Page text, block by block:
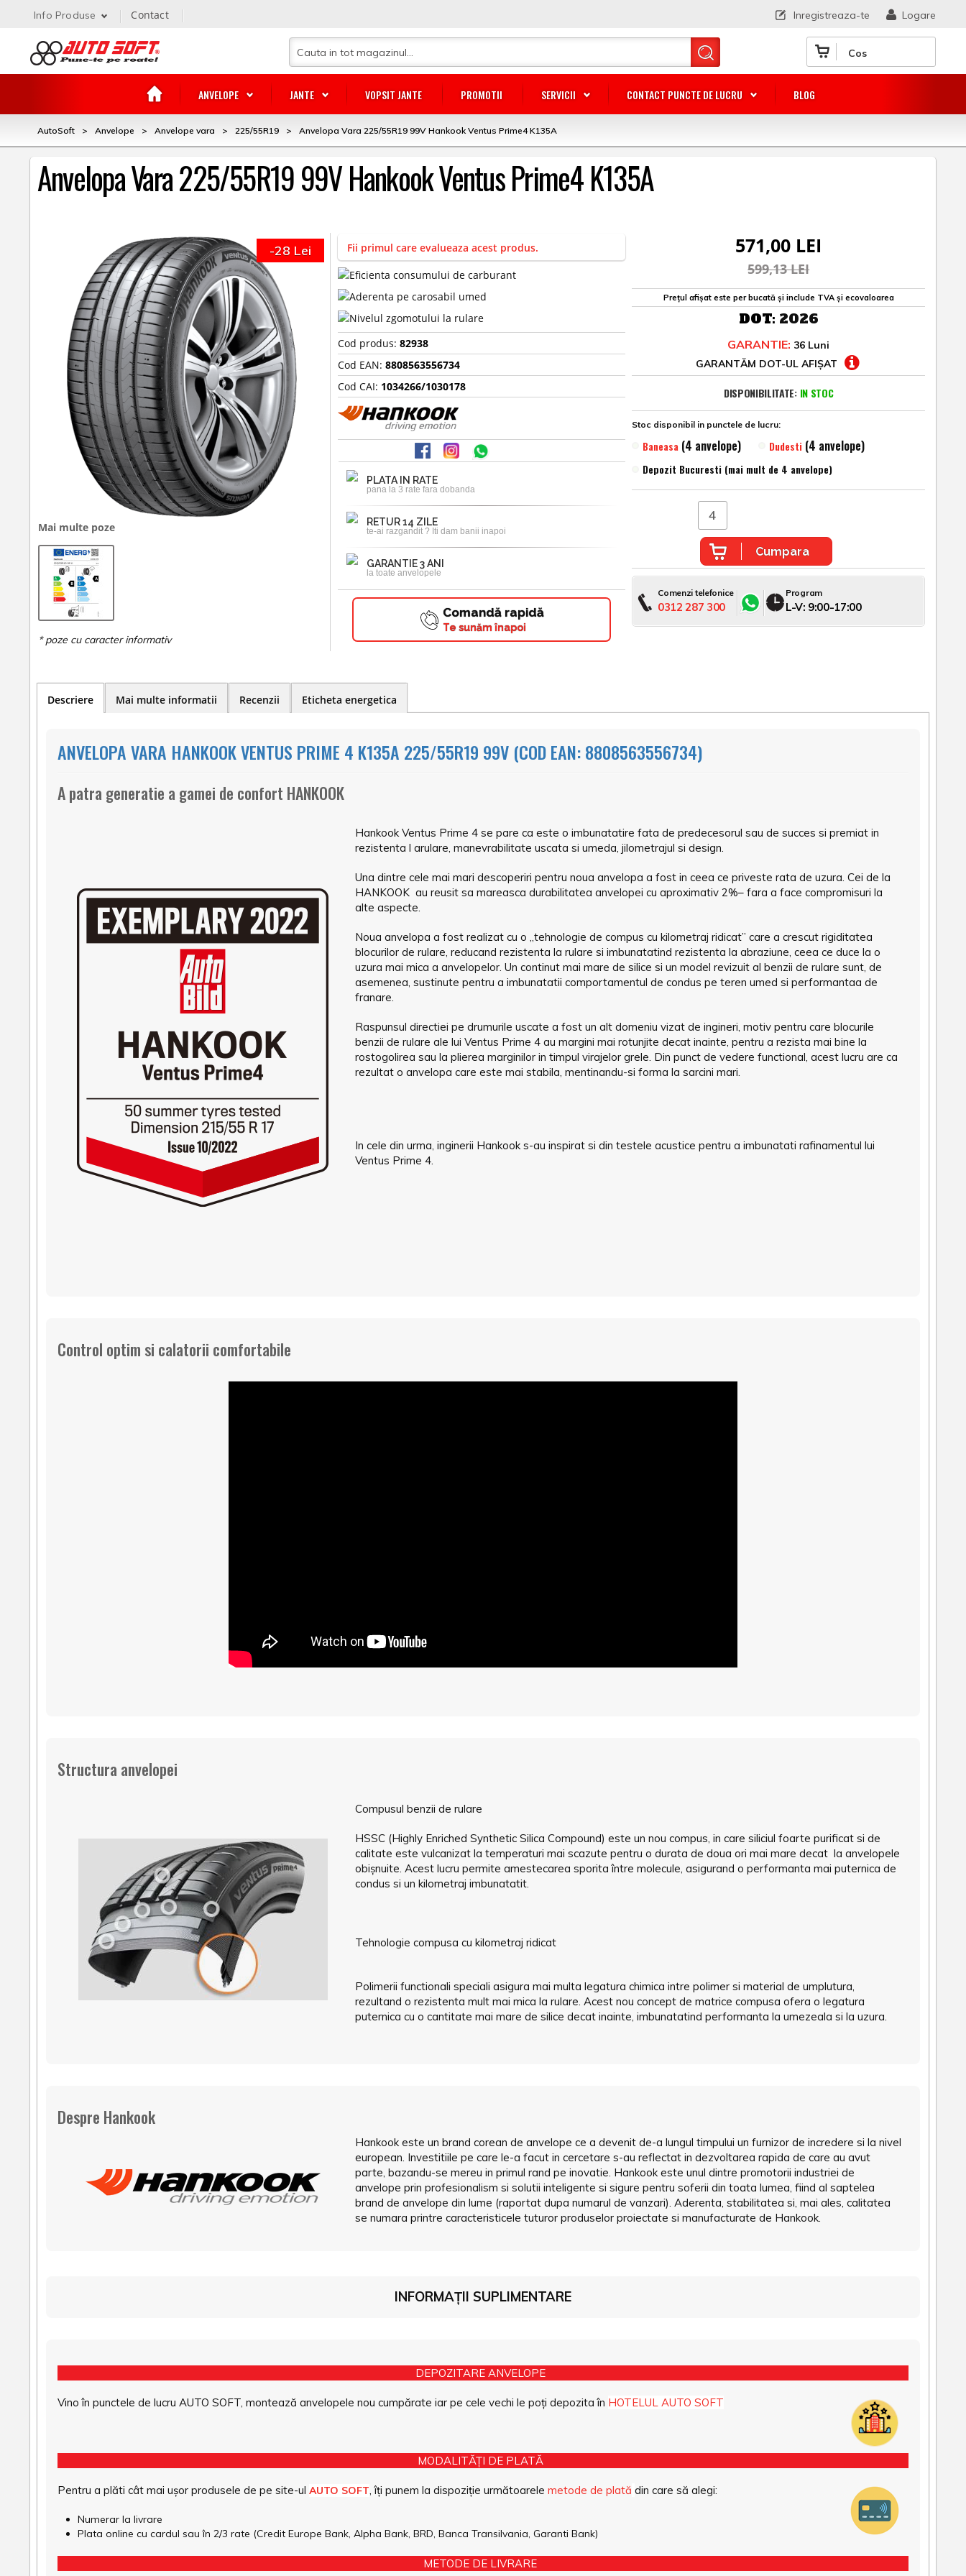
Cos
ANVELOPE JANTE VOPSIT JANTE PROMOTII SERVICII CONTACT PUNCTE DE LUCRU BLOG
Logare
Inregistreaza-te
Info Produse Contact
AutoSoft > Anvelope > Anvelope vara > 225/55R19 > Anvelopa Vara 225/55R19 99V Hankook Ventus Prime4 K135A
Anvelopa Vara 225/55R19 99V Hankook Ventus Prime4 K135A
Mai multe poze
-28 Lei Fii primul care evalueaza acest produs.
Cod produs:82938
Cod EAN:8808563556734
Cod CAI: 1034266/1030178
PLATA IN RATE
pana la 3 rate fara dobanda
RETUR 14 ZILE
te-ai razgandit ? Iti dam banii inapoi
GARANTIE 3 ANI
la toate anvelopele
Comandă rapidă
Te sunăm înapoi
571,00 LEI
599,13 LEI
Prețul afișat este per bucată și include TVA și ecovaloarea
DOT: 2026
GARANTIE: 36 Luni
GARANTĂM DOT-UL AFIȘAT
DISPONIBILITATE: IN STOC
Stoc disponibil in punctele de lucru:
Baneasa (4 anvelope) Dudesti (4 anvelope)
Depozit Bucuresti (mai mult de 4 anvelope)
Cumpara
Comenzi telefonice
0312 287 300
Program
L-V: 9:00-17:00
Descriere Mai multe informatii Recenzii Eticheta energetica
ANVELOPA VARA HANKOOK VENTUS PRIME 4 K135A 225/55R19 99V (COD EAN: 8808563556734)
A patra generatie a gamei de confort HANKOOK
Hankook Ventus Prime 4 se pare ca este o imbunatatire fata de predecesorul sau de succes si premiat in
rezistenta l arulare, manevrabilitate uscata si umeda, jilometrajul si design.
Una dintre cele mai mari descoperiri pentru noua anvelopa a fost in ceea ce priveste rata de uzura. Cei de la
HANKOOK au reusit sa mareasca durabilitatea anvelopei cu aproximativ 2%– fara a face compromisuri la
alte aspecte.
Noua anvelopa a fost realizat cu o „tehnologie de compus cu kilometraj ridicat” care a crescut rigiditatea
blocurilor de rulare, reducand rezistenta la rulare si imbunatatind rezistenta la abraziune, ceea ce duce la o
uzura mai mica a anvelopelor. Un continut mai mare de silice si un model revizuit al benzii de rulare sunt, de
asemenea, sustinute pentru a imbunatatii comportamentul de condus pe teren umed si performantaa de
franare.
Raspunsul directiei pe drumurile uscate a fost un alt domeniu vizat de ingineri, motiv pentru care blocurile
benzii de rulare ale lui Ventus Prime 4 au margini mai rotunjite decat inainte, pentru a rezista mai bine la
rostogolirea sau la plierea marginilor in timpul virajelor grele. Din punct de vedere functional, acest lucru are ca
rezultat o anvelopa care este mai stabila, mentinandu-si forma la sarcini mari.
In cele din urma, inginerii Hankook s-au inspirat si din testele acustice pentru a imbunatati rafinamentul lui
Ventus Prime 4.
Control optim si calatorii comfortabile
Structura anvelopei
Compusul benzii de rulare
HSSC (Highly Enriched Synthetic Silica Compound) este un nou compus, in care siliciul foarte purificat si de
calitate este vulcanizat la temperaturi mai scazute pentru o durata de doua ori mai mare decat la anvelopele
obișnuite. Acest lucru permite amestecarea sporita între molecule, asigurand o performanta mai puternica de
condus si un kilometraj imbunatatit.
Tehnologie compusa cu kilometraj ridicat
Polimerii functionali speciali asigura mai multa legatura chimica intre polimer si material de umplutura,
rezultand o rezistenta mult mai mica la rulare. Acest nou concept de matrice compusa ofera o legatura
puternica cu o cantitate mai mare de silice decat inainte, imbunatatind performanta la umezeala si la uzura.
Despre Hankook
Hankook este un brand corean de anvelope ce a devenit de-a lungul timpului un furnizor de incredere si la nivel
european. Investitiile pe care le-a facut in cercetare s-au reflectat in dezvoltarea rapida de care au avut
parte, bazandu-se mereu in primul rand pe inovatie. Hankook este unul dintre promotorii industriei de
anvelope prin profesionalism si solutii inteligente si sigure pentru soferii din toata lumea, fiind al saptelea
brand de anvelope din lume (raportat dupa numarul de vanzari). Aderenta, stabilitatea si, mai ales, calitatea
se numara printre caracteristicele tuturor produselor proiectate si manufacturate de Hankook.
INFORMAȚII SUPLIMENTARE
DEPOZITARE ANVELOPE
Vino în punctele de lucru AUTO SOFT, montează anvelopele nou cumpărate iar pe cele vechi le poți depozita în HOTELUL AUTO SOFT
MODALITĂȚI DE PLATĂ
Pentru a plăti cât mai ușor produsele de pe site-ul AUTO SOFT , îți punem la dispoziție următoarele metode de plată din care să alegi:
Numerar la livrare
Plata online cu cardul sau în 2/3 rate (Credit Europe Bank, Alpha Bank, BRD, Banca Transilvania, Garanti Bank)
METODE DE LIVRARE